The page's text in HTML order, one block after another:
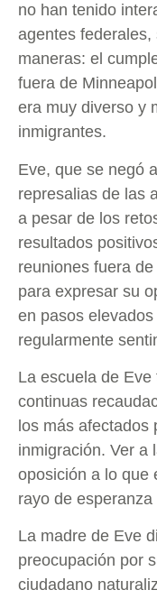
no han tenido
agentes
maneras: el
fuera de
era muy diverso y
inmigrantes.
Eve, que se negó
represalias de las
a pesar de los
resultados
reuniones fuera
para expresar su
en pasos
regularmente
La escuela de
continuas
los más afectados
inmigración. Ver a
oposición a lo que
rayo de
La madre de Eve
preocupación por
ciudadano